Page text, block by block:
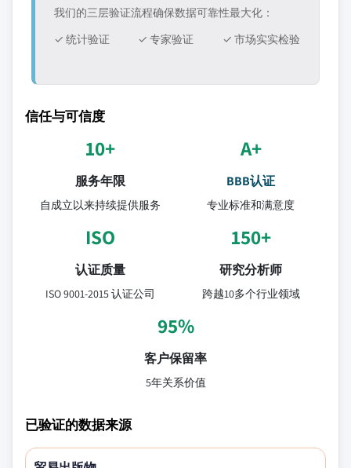
我们的三层验证流程确保数据可靠性最大化：
✓ 统计验证
✓ 专家验证 ✓ 市场实实检验
信任与可信度
10+
服务年限
自成立以来持续提供服务
A+
BBB认证
专业标准和满意度
ISO
认证质量
ISO 9001-2015 认证公司
150+
研究分析师
跨越10多个行业领域
95%
客户保留率
5年关系价值
已验证的数据来源